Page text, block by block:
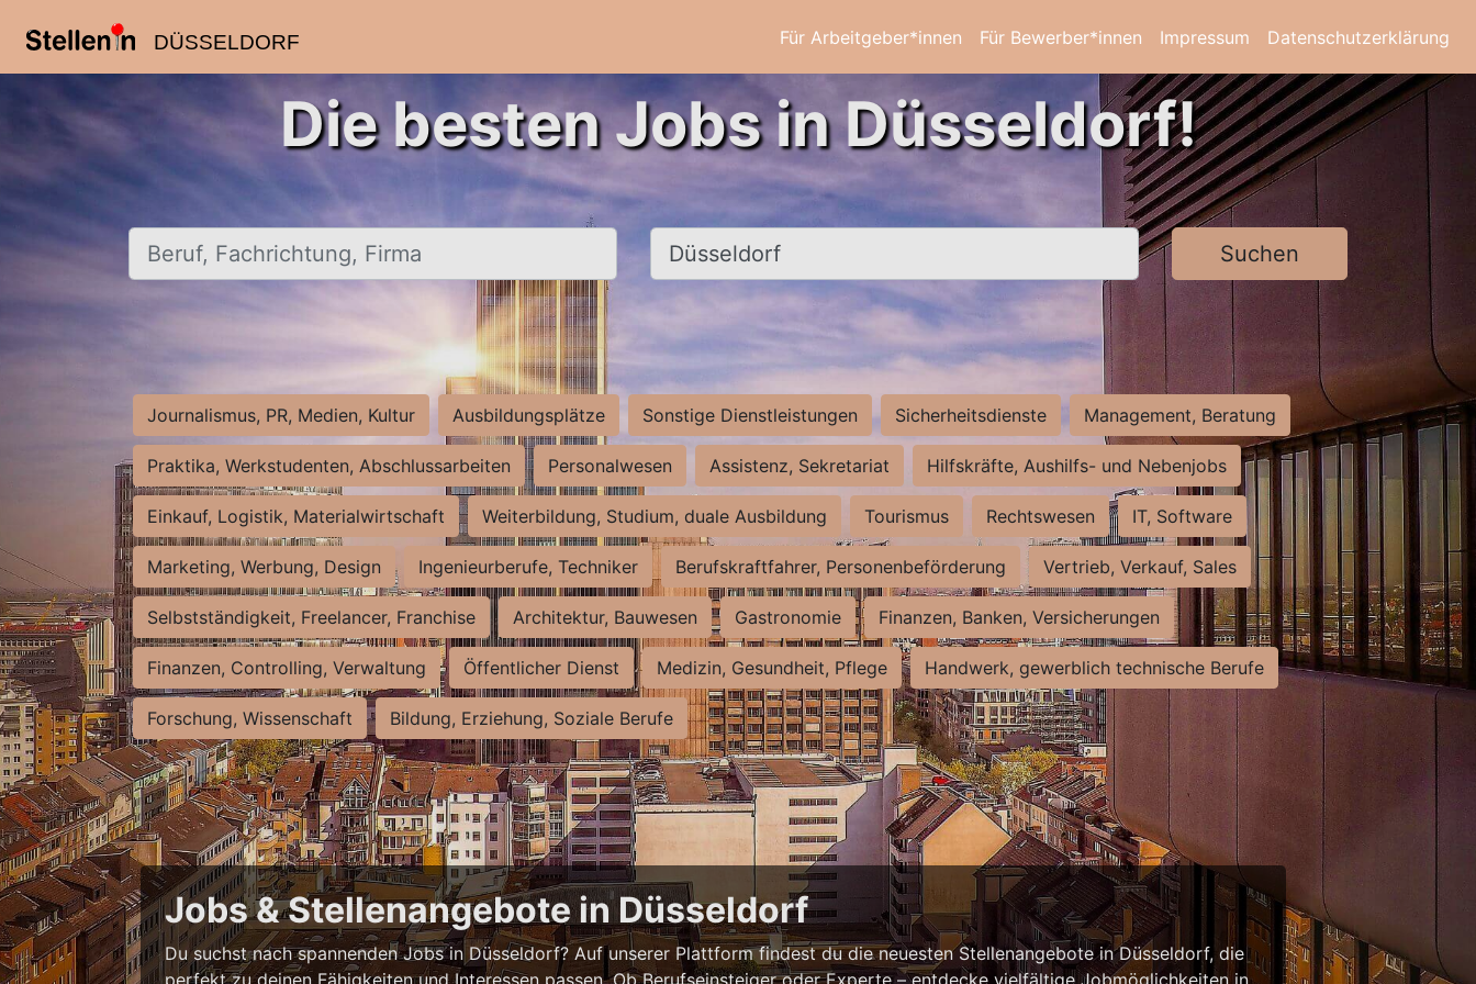
DÜSSELDORF Für Arbeitgeber*innen Für Bewerber*innen Impressum Datenschutzerklärung
Die besten Jobs in Düsseldorf!
Beruf, Fachrichtung, Firma Ort, Stadt Suchen
Journalismus, PR, Medien, Kultur Ausbildungsplätze Sonstige Dienstleistungen Sicherheitsdienste Management, Beratung
Praktika, Werkstudenten, Abschlussarbeiten Personalwesen Assistenz, Sekretariat Hilfskräfte, Aushilfs- und Nebenjobs
Einkauf, Logistik, Materialwirtschaft Weiterbildung, Studium, duale Ausbildung Tourismus Rechtswesen IT, Software
Marketing, Werbung, Design Ingenieurberufe, Techniker Berufskraftfahrer, Personenbeförderung Vertrieb, Verkauf, Sales
Selbstständigkeit, Freelancer, Franchise Architektur, Bauwesen Gastronomie Finanzen, Banken, Versicherungen
Finanzen, Controlling, Verwaltung Öffentlicher Dienst Medizin, Gesundheit, Pflege Handwerk, gewerblich technische Berufe
Forschung, Wissenschaft Bildung, Erziehung, Soziale Berufe
Jobs & Stellenangebote in Düsseldorf
Du suchst nach spannenden Jobs in Düsseldorf? Auf unserer Plattform findest du die neuesten Stellenangebote in Düsseldorf, die